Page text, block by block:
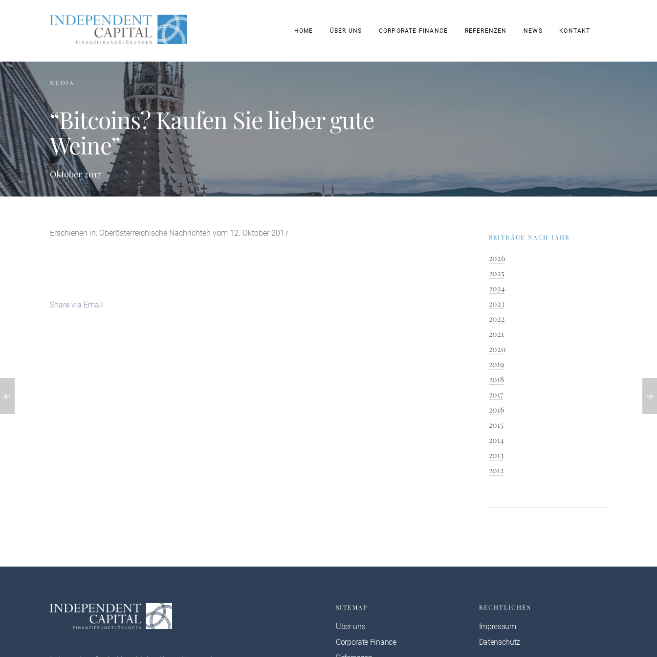
HOME ÜBER UNS CORPORATE FINANCE REFERENZEN NEWS KONTAKT
MEDIA
“Bitcoins? Kaufen Sie lieber gute
Weine”
Oktober 2017
Erschienen in: Oberösterreichische Nachrichten vom 12. Oktober 2017
Share via Email
BEITRÄGE NACH JAHR
2026
2025
2024
2023
2022
2021
2020
2019
2018
2017
2016
2015
2014
2013
2012
SITEMAP
Über uns
Corporate Finance
RECHTLICHES
Impressum
Datenschutz